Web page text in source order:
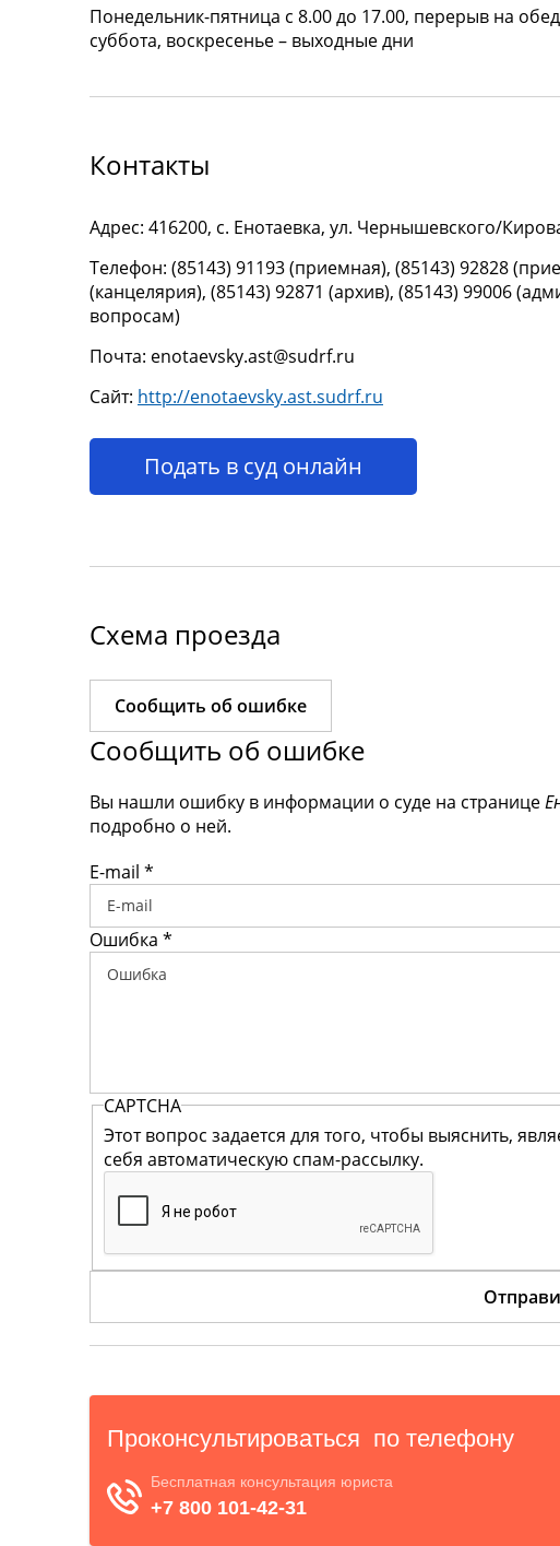
Понедельник-пятница с 8.00 до 17.00, перерыв на
суббота, воскресенье – выходные дни
Контакты
Адрес: 416200, с. Енотаевка, ул. Чернышевского/
Телефон: (85143) 91193 (приемная), (85143) 92828
(канцелярия), (85143) 92871 (архив), (85143) 99006
вопросам)
Почта: enotaevsky.ast@sudrf.ru
Сайт: http://enotaevsky.ast.sudrf.ru
Подать в суд онлайн
Схема проезда
Сообщить об ошибке
Сообщить об ошибке
Вы нашли ошибку в информации о суде на странице
подробно о ней.
E-mail *
Ошибка *
CAPTCHA
Этот вопрос задается для того, чтобы выяснить,
себя автоматическую спам-рассылку.